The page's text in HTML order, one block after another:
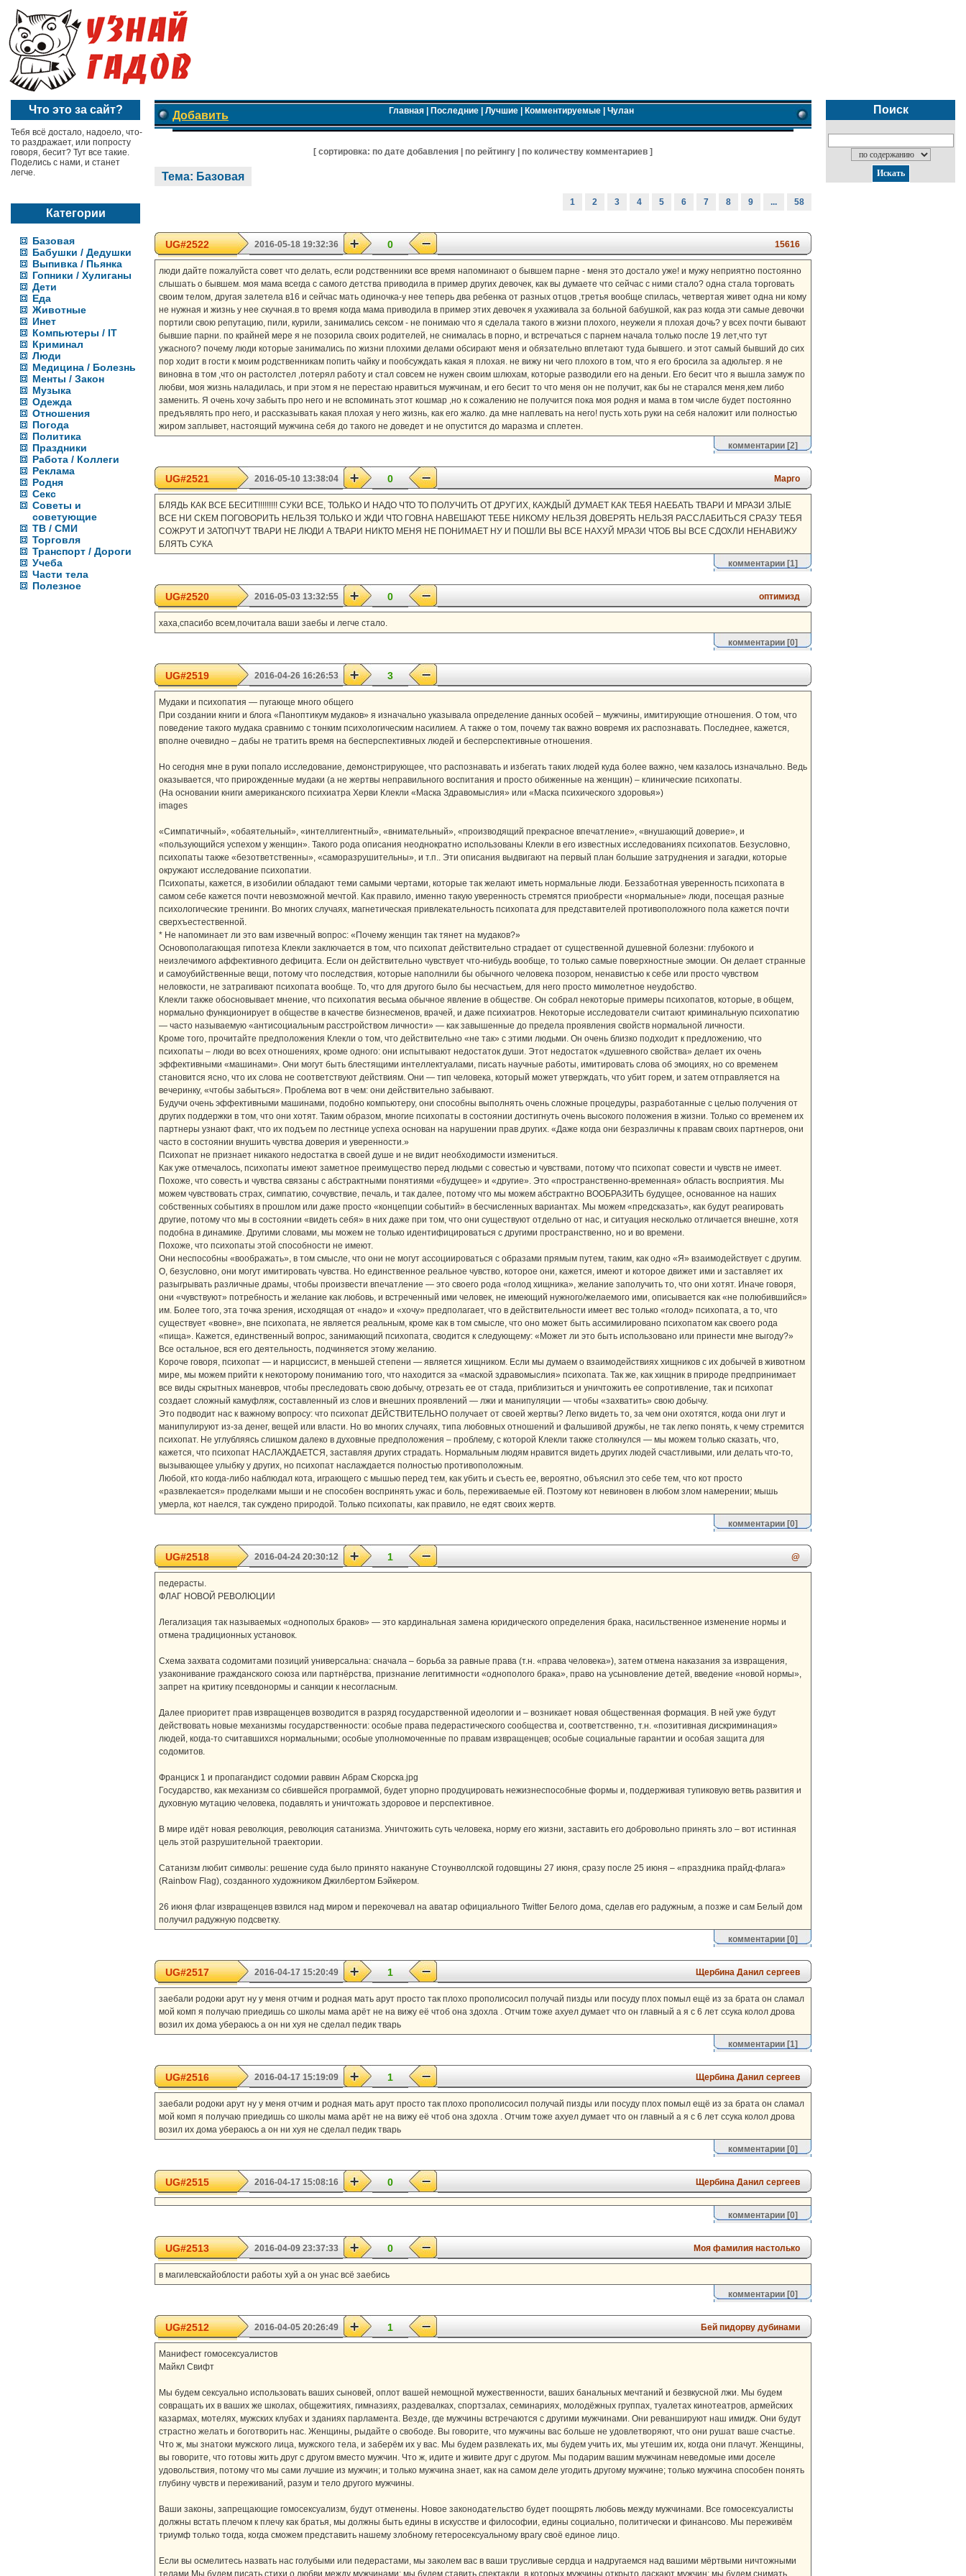
Что это за сайт?
Тебя всё достало, надоело, что-
то раздражает, или попросту
говоря, бесит? Тут все такие.
Поделись с нами, и станет
легче.
Категории
Базовая
Бабушки / Дедушки
Выпивка / Пьянка
Гопники / Хулиганы
Дети
Еда
Животные
Инет
Компьютеры / IT
Криминал
Люди
Медицина / Болезнь
Менты / Закон
Музыка
Одежда
Отношения
Погода
Политика
Праздники
Работа / Коллеги
Реклама
Родня
Секс
Советы и
советующие
ТВ / СМИ
Торговля
Транспорт / Дороги
Учеба
Части тела
Полезное
Добавить Главная| Последние| Лучшие| Комментируемые| Чулан
[ cортировка: по дате добавления по рейтингу по количеству комментариев ]
Тема: Базовая
1 2 3 4 5 6 7 8 9 ... 58
UG#2522 2016-05-18 19:32:36 0 15616
люди дайте пожалуйста совет что делать, если родственники все время напоминают о бывшем парне - меня это достало уже! и мужу неприятно постоянно
слышать о бывшем. моя мама всегда с самого детства приводила в пример других девочек, как вы думаете что сейчас с ними стало? одна стала торговать
своим телом, другая залетела в16 и сейчас мать одиночка-у нее теперь два ребенка от разных отцов ,третья вообще спилась, четвертая живет одна ни кому
не нужная и жизнь у нее скучная.в то время когда мама приводила в пример этих девочек я ухаживала за больной бабушкой, как раз когда эти самые девочки
портили свою репутацию, пили, курили, занимались сексом - не понимаю что я сделала такого в жизни плохого, неужели я плохая дочь? у всех почти бывают
бывшие парни. по крайней мере я не позорила своих родителей, не снималась в порно, и встречаться с парнем начала только после 19 лет,что тут
ужасного? почему люди которые занимались по жизни плохими делами обсирают меня и обязательно вплетают туда бывшего. и этот самый бывший до сих
пор ходит в гости к моим родственникам попить чайку и пообсуждать какая я плохая. не вижу ни чего плохого в том, что я его бросила за адюльтер. я не
виновна в том ,что он растолстел ,потерял работу и стал совсем не нужен своим шлюхам, которые разводили его на деньги. Его бесит что я вышла замуж по
любви, моя жизнь наладилась, и при этом я не перестаю нравиться мужчинам, и его бесит то что меня он не получит, как бы не старался меня,кем либо
заменить. Я очень хочу забыть про него и не вспоминать этот кошмар ,но к сожалению не получится пока моя родня и мама в том числе будет постоянно
предъявлять про него, и рассказывать какая плохая у него жизнь, как его жалко. да мне наплевать на него! пусть хоть руки на себя наложит или полностью
жиром заплывет, настоящий мужчина себя до такого не доведет и не опустится до маразма и сплетен.
комментарии[2]
UG#2521 2016-05-10 13:38:04 0 Марго
БЛЯДЬ КАК ВСЕ БЕСИТ!!!!!!!!! СУКИ ВСЕ, ТОЛЬКО И НАДО ЧТО ТО ПОЛУЧИТЬ ОТ ДРУГИХ, КАЖДЫЙ ДУМАЕТ КАК ТЕБЯ НАЕБАТЬ ТВАРИ И МРАЗИ ЗЛЫЕ
ВСЕ НИ СКЕМ ПОГОВОРИТЬ НЕЛЬЗЯ ТОЛЬКО И ЖДИ ЧТО ГОВНА НАВЕШАЮТ ТЕБЕ НИКОМУ НЕЛЬЗЯ ДОВЕРЯТЬ НЕЛЬЗЯ РАССЛАБИТЬСЯ СРАЗУ ТЕБЯ
СОЖРУТ И ЗАТОПЧУТ ТВАРИ НЕ ЛЮДИ А ТВАРИ НИКТО МЕНЯ НЕ ПОНИМАЕТ НУ И ПОШЛИ ВЫ ВСЕ НАХУЙ МРАЗИ ЧТОБ ВЫ ВСЕ СДОХЛИ НЕНАВИЖУ
БЛЯТЬ СУКА
комментарии[1]
UG#2520 2016-05-03 13:32:55 0 оптимизд
хаха,спасибо всем,почитала ваши заебы и легче стало.
комментарии[0]
UG#2519 2016-04-26 16:26:53 3
Мудаки и психопатия — пугающе много общего
При создании книги и блога «Паноптикум мудаков» я изначально указывала определение данных особей – мужчины, имитирующие отношения. О том, что
поведение такого мудака сравнимо с тонким психологическим насилием. А также о том, почему так важно вовремя их распознавать. Последнее, кажется,
вполне очевидно – дабы не тратить время на бесперспективных людей и бесперспективные отношения.
Но сегодня мне в руки попало исследование, демонстрирующее, что распознавать и избегать таких людей куда более важно, чем казалось изначально. Ведь
оказывается, что прирожденные мудаки (а не жертвы неправильного воспитания и просто обиженные на женщин) – клинические психопаты.
(На основании книги американского психиатра Херви Клекли «Маска Здравомыслия» или «Маска психического здоровья»)
images
«Симпатичный», «обаятельный», «интеллигентный», «внимательный», «производящий прекрасное впечатление», «внушающий доверие», и
«пользующийся успехом у женщин». Такого рода описания неоднократно использованы Клекли в его известных исследованиях психопатов. Безусловно,
психопаты также «безответственны», «саморазрушительны», и т.п.. Эти описания выдвигают на первый план большие затруднения и загадки, которые
окружают исследование психопатии.
Психопаты, кажется, в изобилии обладают теми самыми чертами, которые так желают иметь нормальные люди. Беззаботная уверенность психопата в
самом себе кажется почти невозможной мечтой. Как правило, именно такую уверенность стремятся приобрести «нормальные» люди, посещая разные
психологические тренинги. Во многих случаях, магнетическая привлекательность психопата для представителей противоположного пола кажется почти
сверхъестественной.
* Не напоминает ли это вам извечный вопрос: «Почему женщин так тянет на мудаков?»
Основополагающая гипотеза Клекли заключается в том, что психопат действительно страдает от существенной душевной болезни: глубокого и
неизлечимого аффективного дефицита. Если он действительно чувствует что-нибудь вообще, то только самые поверхностные эмоции. Он делает странные
и самоубийственные вещи, потому что последствия, которые наполнили бы обычного человека позором, ненавистью к себе или просто чувством
неловкости, не затрагивают психопата вообще. То, что для другого было бы несчастьем, для него просто мимолетное неудобство.
Клекли также обосновывает мнение, что психопатия весьма обычное явление в обществе. Он собрал некоторые примеры психопатов, которые, в общем,
нормально функционирует в обществе в качестве бизнесменов, врачей, и даже психиатров. Некоторые исследователи считают криминальную психопатию
— часто называемую «антисоциальным расстройством личности» — как завышенные до предела проявления свойств нормальной личности.
Кроме того, прочитайте предположения Клекли о том, что действительно «не так» с этими людьми. Он очень близко подходит к предложению, что
психопаты – люди во всех отношениях, кроме одного: они испытывают недостаток души. Этот недостаток «душевного свойства» делает их очень
эффективными «машинами». Они могут быть блестящими интеллектуалами, писать научные работы, имитировать слова об эмоциях, но со временем
становится ясно, что их слова не соответствуют действиям. Они — тип человека, который может утверждать, что убит горем, и затем отправляется на
вечеринку, «чтобы забыться». Проблема вот в чем: они действительно забывают.
Будучи очень эффективными машинами, подобно компьютеру, они способны выполнять очень сложные процедуры, разработанные с целью получения от
других поддержки в том, что они хотят. Таким образом, многие психопаты в состоянии достигнуть очень высокого положения в жизни. Только со временем их
партнеры узнают факт, что их подъем по лестнице успеха основан на нарушении прав других. «Даже когда они безразличны к правам своих партнеров, они
часто в состоянии внушить чувства доверия и уверенности.»
Психопат не признает никакого недостатка в своей душе и не видит необходимости измениться.
Как уже отмечалось, психопаты имеют заметное преимущество перед людьми с совестью и чувствами, потому что психопат совести и чувств не имеет.
Похоже, что совесть и чувства связаны с абстрактными понятиями «будущее» и «другие». Это «пространственно-временная» область восприятия. Мы
можем чувствовать страх, симпатию, сочувствие, печаль, и так далее, потому что мы можем абстрактно ВООБРАЗИТЬ будущее, основанное на наших
собственных событиях в прошлом или даже просто «концепции событий» в бесчисленных вариантах. Мы можем «предсказать», как будут реагировать
другие, потому что мы в состоянии «видеть себя» в них даже при том, что они существуют отдельно от нас, и ситуация несколько отличается внешне, хотя
подобна в динамике. Другими словами, мы можем не только идентифицироваться с другими пространственно, но и во времени.
Похоже, что психопаты этой способности не имеют.
Они неспособны «воображать», в том смысле, что они не могут ассоциироваться с образами прямым путем, таким, как одно «Я» взаимодействует с другим.
О, безусловно, они могут имитировать чувства. Но единственное реальное чувство, которое они, кажется, имеют и которое движет ими и заставляет их
разыгрывать различные драмы, чтобы произвести впечатление — это своего рода «голод хищника», желание заполучить то, что они хотят. Иначе говоря,
они «чувствуют» потребность и желание как любовь, и встреченный ими человек, не имеющий нужного/желаемого ими, описывается как «не полюбившийся»
им. Более того, эта точка зрения, исходящая от «надо» и «хочу» предполагает, что в действительности имеет вес только «голод» психопата, а то, что
существует «вовне», вне психопата, не является реальным, кроме как в том смысле, что оно может быть ассимилировано психопатом как своего рода
«пища». Кажется, единственный вопрос, занимающий психопата, сводится к следующему: «Может ли это быть использовано или принести мне выгоду?»
Все остальное, вся его деятельность, подчиняется этому желанию.
Короче говоря, психопат — и нарциссист, в меньшей степени — является хищником. Если мы думаем о взаимодействиях хищников с их добычей в животном
мире, мы можем прийти к некоторому пониманию того, что находится за «маской здравомыслия» психопата. Так же, как хищник в природе предпринимает
все виды скрытных маневров, чтобы преследовать свою добычу, отрезать ее от стада, приблизиться и уничтожить ее сопротивление, так и психопат
создает сложный камуфляж, составленный из слов и внешних проявлений — лжи и манипуляции — чтобы «захватить» свою добычу.
Это подводит нас к важному вопросу: что психопат ДЕЙСТВИТЕЛЬНО получает от своей жертвы? Легко видеть то, за чем они охотятся, когда они лгут и
манипулируют из-за денег, вещей или власти. Но во многих случаях, типа любовных отношений и фальшивой дружбы, не так легко понять, к чему стремится
психопат. Не углубляясь слишком далеко в духовные предположения – проблему, с которой Клекли также столкнулся — мы можем только сказать, что,
кажется, что психопат НАСЛАЖДАЕТСЯ, заставляя других страдать. Нормальным людям нравится видеть других людей счастливыми, или делать что-то,
вызывающее улыбку у других, но психопат наслаждается полностью противоположным.
Любой, кто когда-либо наблюдал кота, играющего с мышью перед тем, как убить и съесть ее, вероятно, объяснил это себе тем, что кот просто
«развлекается» проделками мыши и не способен воспринять ужас и боль, переживаемые ей. Поэтому кот невиновен в любом злом намерении; мышь
умерла, кот наелся, так суждено природой. Только психопаты, как правило, не едят своих жертв.
комментарии[0]
UG#2518 2016-04-24 20:30:12 1 @
педерасты.
ФЛАГ НОВОЙ РЕВОЛЮЦИИ
Легализация так называемых «однополых браков» — это кардинальная замена юридического определения брака, насильственное изменение нормы и
отмена традиционных установок.
Схема захвата содомитами позиций универсальна: сначала – борьба за равные права (т.н. «права человека»), затем отмена наказания за извращения,
узаконивание гражданского союза или партнёрства, признание легитимности «однополого брака», право на усыновление детей, введение «новой нормы»,
запрет на критику псевдонормы и санкции к несогласным.
Далее приоритет прав извращенцев возводится в разряд государственной идеологии и – возникает новая общественная формация. В ней уже будут
действовать новые механизмы государственности: особые права педерастического сообщества и, соответственно, т.н. «позитивная дискриминация»
людей, когда-то считавшихся нормальными; особые уполномоченные по правам извращенцев; особые социальные гарантии и особая защита для
содомитов.
Франциск 1 и пропагандист содомии раввин Абрам Скорска.jpg
Государство, как механизм со сбившейся программой, будет упорно продуцировать нежизнеспособные формы и, поддерживая тупиковую ветвь развития и
духовную мутацию человека, подавлять и уничтожать здоровое и перспективное.
В мире идёт новая революция, революция сатанизма. Уничтожить суть человека, норму его жизни, заставить его добровольно принять зло – вот истинная
цель этой разрушительной траектории.
Сатанизм любит символы: решение суда было принято накануне Стоунволлской годовщины 27 июня, сразу после 25 июня – «праздника прайд-флага»
(Rainbow Flag), созданного художником Джилбертом Бэйкером.
26 июня флаг извращенцев взвился над миром и перекочевал на аватар официального Twitter Белого дома, сделав его радужным, а позже и сам Белый дом
получил радужную подсветку.
комментарии[0]
UG#2517 2016-04-17 15:20:49 1 Щербина Данил сергеев
заебали родоки арут ну у меня отчим и родная мать арут просто так плохо прополисосил получай пизды или посуду плох помыл ещё из за брата он сламал
мой комп я получаю приедишь со школы мама арёт не на вижу её чтоб она здохла . Отчим тоже ахуел думает что он главный а я с 6 лет ссука колол дрова
возил их дома убераюсь а он ни хуя не сделал педик тварь
комментарии[1]
UG#2516 2016-04-17 15:19:09 1 Щербина Данил сергеев
заебали родоки арут ну у меня отчим и родная мать арут просто так плохо прополисосил получай пизды или посуду плох помыл ещё из за брата он сламал
мой комп я получаю приедишь со школы мама арёт не на вижу её чтоб она здохла . Отчим тоже ахуел думает что он главный а я с 6 лет ссука колол дрова
возил их дома убераюсь а он ни хуя не сделал педик тварь
комментарии[0]
UG#2515 2016-04-17 15:08:16 0 Щербина Данил сергеев
комментарии[0]
UG#2513 2016-04-09 23:37:33 0 Моя фамилия настолько
в магилевскайоблости работы хуй а он унас всё заебись
комментарии[0]
UG#2512 2016-04-05 20:26:49 1 Бей пидорву дубинами
Манифест гомосексуалистов
Майкл Свифт
Мы будем сексуально использовать ваших сыновей, оплот вашей немощной мужественности, ваших банальных мечтаний и безвкусной лжи. Мы будем
совращать их в ваших же школах, общежитиях, гимназиях, раздевалках, спортзалах, семинариях, молодёжных группах, туалетах кинотеатров, армейских
казармах, мотелях, мужских клубах и зданиях парламента. Везде, где мужчины встречаются с другими мужчинами. Они реваншируют наш имидж. Они будут
страстно желать и боготворить нас. Женщины, рыдайте о свободе. Вы говорите, что мужчины вас больше не удовлетворяют, что они рушат ваше счастье.
Что ж, мы знатоки мужского лица, мужского тела, и заберём их у вас. Мы будем развлекать их, мы будем учить их, мы утешим их, когда они плачут. Женщины,
вы говорите, что готовы жить друг с другом вместо мужчин. Что ж, идите и живите друг с другом. Мы подарим вашим мужчинам неведомые ими доселе
удовольствия, потому что мы сами лучшие из мужчин; и только мужчина знает, как на самом деле угодить другому мужчине; только мужчина способен понять
глубину чувств и переживаний, разум и тело другого мужчины.
Ваши законы, запрещающие гомосексуализм, будут отменены. Новое законодательство будет поощрять любовь между мужчинами. Все гомосексуалисты
должны встать плечом к плечу как братья, мы должны быть едины в искусстве и философии, едины социально, политически и финансово. Мы переживём
триумф только тогда, когда сможем представить нашему злобному гетеросексуальному врагу своё единое лицо.
Если вы осмелитесь назвать нас голубыми или педерастами, мы заколем вас в ваши трусливые сердца и надругаемся над вашими мёртвыми ничтожными
телами.Мы будем писать стихи о любви между мужчинами; мы будем ставить спектакли, в которых мужчины открыто ласкают мужчин; мы будем снимать
Поиск